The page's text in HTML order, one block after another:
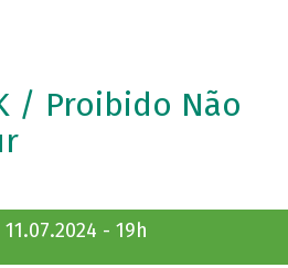
/ Proibido Não
- 19h